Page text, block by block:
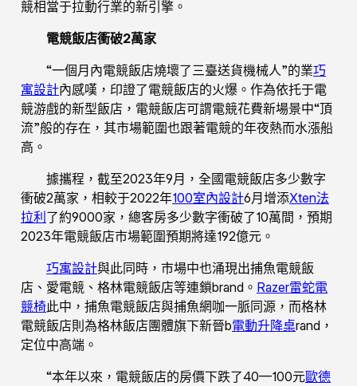
競相當于拉動行業的新引擎。
電競飯店衝破2萬家
“一個月內電競飯店燒壞了三臺送貨機械人”的業巧
寓設計內感嘆，印證了電競飯店的火爆。作為依托于電
競游戲的新型飯店，電競飯店可謂電競花費新場景中“頂
流”般的存在，其市場範圍也跟著電競的年夜熱而水漲船
高。
據攜程，截至2023年9月，全國電競飯店多少數字
衝破2萬家，相較于2022年100室內設計6月增添Xten法
拉利了約9000家，總客房多少數字衝破了10萬間，預期
2023年電競飯店市場範圍預期將達192億元。
巧寓設計與此同時，市場中也涌現出捕魚電競飯
店、愛電競、格林電競飯店等連鎖brand。 Razer雷蛇電
競椅此中，捕魚電競飯店與捕魚網咖一脈同源，而格林
電競飯店則為格林飯店團體旗下新晉b電動升降桌rand，
定位中高端。
“本年以來，電競飯店的房價下跌了40—100元歐德